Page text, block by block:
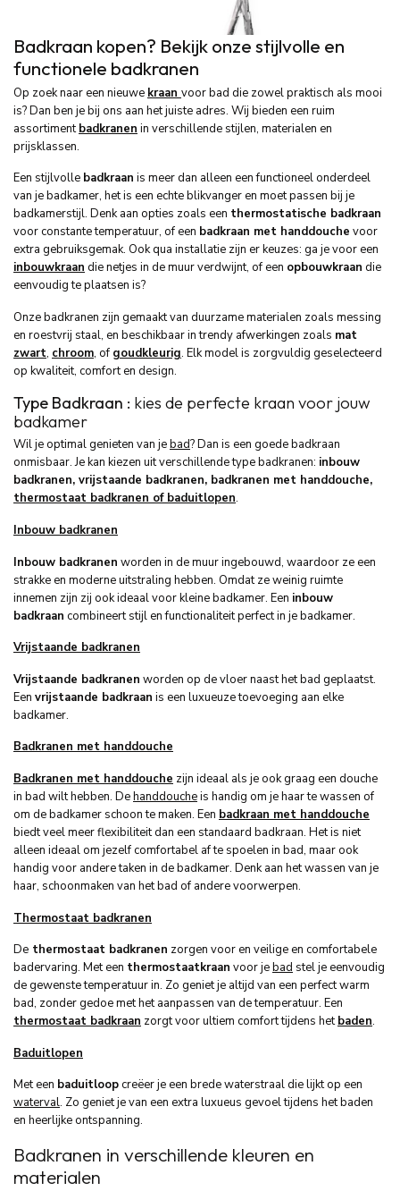
Badkraan kopen? Bekijk onze stijlvolle en
functionele badkranen
Op zoek naar een nieuwe kraan voor bad die zowel praktisch als mooi
is? Dan ben je bij ons aan het juiste adres. Wij bieden een ruim
assortimentbadkranen in verschillende stijlen, materialen en
prijsklassen.
Een stijlvolle badkraan is meer dan alleen een functioneel onderdeel
van je badkamer, het is een echte blikvanger en moet passen bij je
badkamerstijl. Denk aan opties zoals een thermostatische badkraan
voor constante temperatuur, of een badkraan met handdouche voor
extra gebruiksgemak. Ook qua installatie zijn er keuzes: ga je voor een
inbouwkraan die netjes in de muur verdwijnt, of een opbouwkraan die
eenvoudig te plaatsen is?
Onze badkranen zijn gemaakt van duurzame materialen zoals messing
en roestvrij staal, en beschikbaar in trendy afwerkingen zoals mat
zwart, chroom, of goudkleurig. Elk model is zorgvuldig geselecteerd
op kwaliteit, comfort en design.
Type Badkraan : kies de perfecte kraan voor jouw
badkamer
Wil je optimal genieten van jebad? Dan is een goede badkraan
onmisbaar. Je kan kiezen uit verschillende type badkranen: inbouw
badkranen, vrijstaande badkranen, badkranen met handdouche,
thermostaat badkranen of baduitlopen.
Inbouw badkranen
Inbouw badkranen worden in de muur ingebouwd, waardoor ze een
strakke en moderne uitstraling hebben. Omdat ze weinig ruimte
innemen zijn zij ook ideaal voor kleine badkamer. Een inbouw
badkraan combineert stijl en functionaliteit perfect in je badkamer.
Vrijstaande badkranen
Vrijstaande badkranen worden op de vloer naast het bad geplaatst.
Een vrijstaande badkraan is een luxueuze toevoeging aan elke
badkamer.
Badkranen met handdouche
Badkranen met handdouche zijn ideaal als je ook graag een douche
in bad wilt hebben. Dehanddoucheis handig om je haar te wassen of
om de badkamer schoon te maken. Een badkraan met handdouche
biedt veel meer flexibiliteit dan een standaard badkraan. Het is niet
alleen ideaal om jezelf comfortabel af te spoelen in bad, maar ook
handig voor andere taken in de badkamer. Denk aan het wassen van je
haar, schoonmaken van het bad of andere voorwerpen.
Thermostaat badkranen
De thermostaat badkranen zorgen voor en veilige en comfortabele
badervaring. Met een thermostaatkraan voor jebad stel je eenvoudig
de gewenste temperatuur in. Zo geniet je altijd van een perfect warm
bad, zonder gedoe met het aanpassen van de temperatuur. Een
thermostaat badkraan zorgt voor ultiem comfort tijdens hetbaden.
Baduitlopen
Met een baduitloopcreëer je een brede waterstraal die lijkt op een
waterval. Zo geniet je van een extra luxueus gevoel tijdens het baden
en heerlijke ontspanning.
Badkranen in verschillende kleuren en
materialen